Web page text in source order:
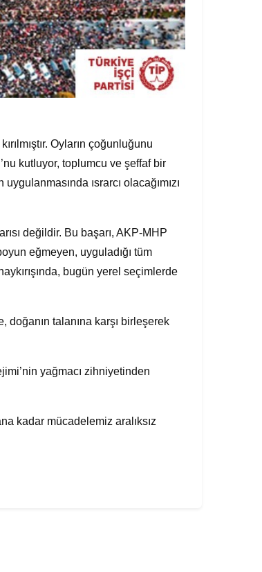
Oyların çoğunluğunu
kutluyor, toplumcu ve şeffaf bir
ısrarcı olacağımızı
değildir. Bu başarı, AKP-MHP
eğmeyen, uyguladığı tüm
bugün yerel seçimlerde
doğanın talanına karşı birleşerek
yağmacı zihniyetinden
kadar mücadelemiz aralıksız